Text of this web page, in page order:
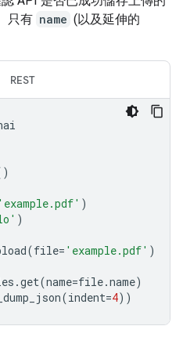
只有 name (以及延伸的
REST
'example.pdf' )
)
(file= 'example.pdf' )
.get(name=file.name)
(indent=4))